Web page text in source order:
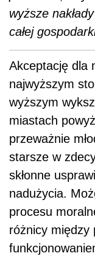
wyższe
całej
Akceptację dla
najwyższym
wyższym
miastach
przeważnie
starsze w
skłonne
nadużycia.
procesu
różnicy między